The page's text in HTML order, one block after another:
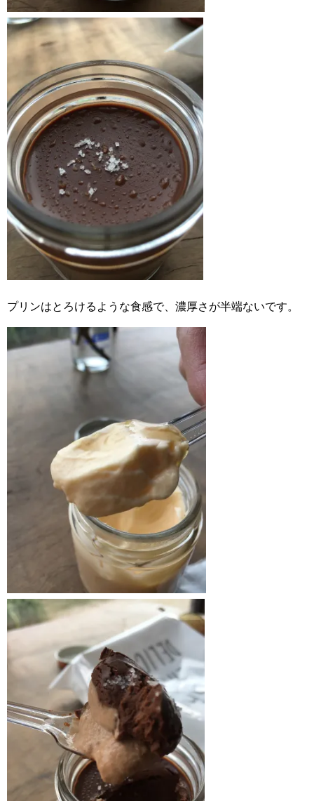
プリンはとろけるような食感で、濃厚さが半端ないです。